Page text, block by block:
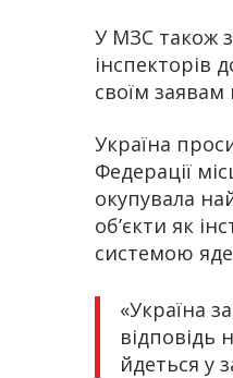
У МЗС також
інспекторів
своїм заявам
Україна
Федерації
окупувала
об’єкти як
системою
«Україна
відповідь
йдеться у